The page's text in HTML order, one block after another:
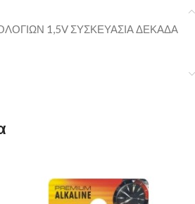
1,5V ΣΥΣΚΕΥΑΣΙΑ ΔΕΚΑΔΑ